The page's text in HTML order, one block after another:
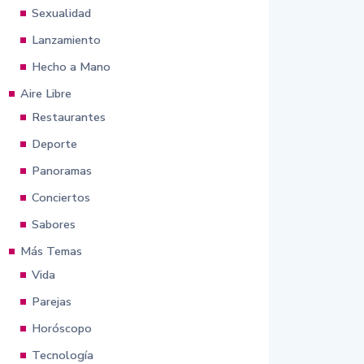
Sexualidad
Lanzamiento
Hecho a Mano
Aire Libre
Restaurantes
Deporte
Panoramas
Conciertos
Sabores
Más Temas
Vida
Parejas
Horóscopo
Tecnología